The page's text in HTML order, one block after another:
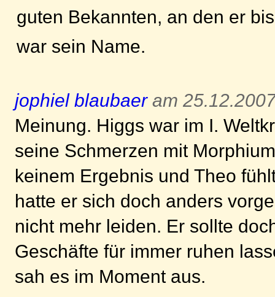
guten Bekannten, an den er
war sein Name.
jophiel blaubaeram
Meinung. Higgs war im I.
seine Schmerzen mit
keinem Ergebnis und Theo
hatte er sich doch anders
nicht mehr leiden. Er sollte
Geschäfte für immer ruhen
sah es im Moment aus.